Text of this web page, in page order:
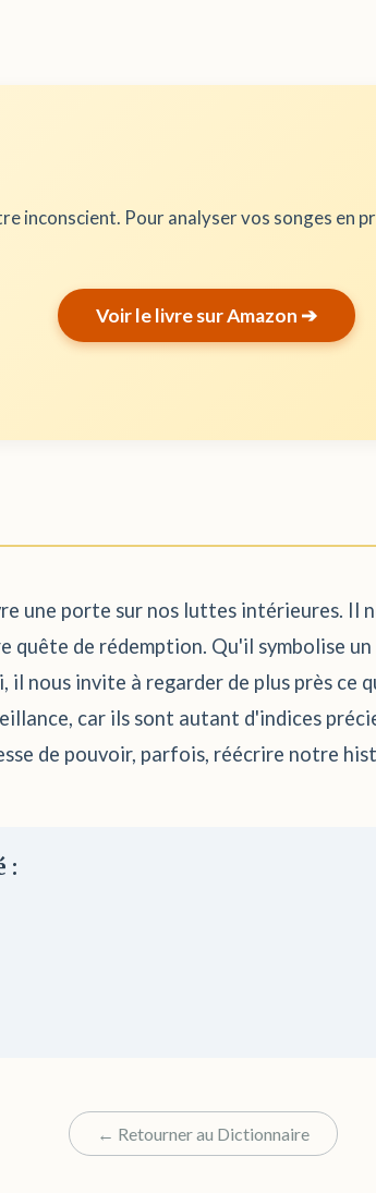
inconscient. Pour analyser vos songes en
Voir le livre sur Amazon ➔
une porte sur nos luttes intérieures. Il
de rédemption. Qu'il symbolise
nous invite à regarder de plus près ce
car ils sont autant d'indices
de pouvoir, parfois, réécrire notre
:
← Retourner au Dictionnaire